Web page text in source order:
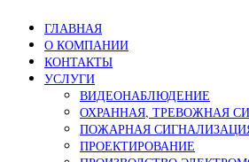
ГЛАВНАЯ
О КОМПАНИИ
КОНТАКТЫ
УСЛУГИ
ВИДЕОНАБЛЮДЕНИЕ
ОХРАННАЯ, ТРЕВОЖНАЯ
ПОЖАРНАЯ
ПРОЕКТИРОВАНИЕ